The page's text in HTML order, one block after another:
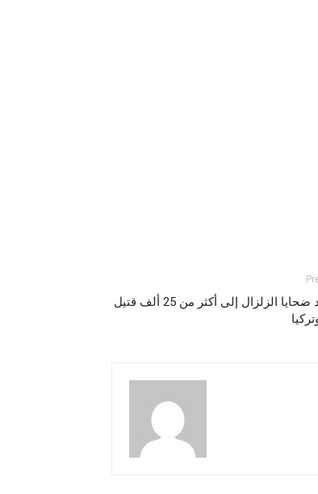
ارتفاع أعداد ضحايا الزلزال إلى أكثر من 25 ألف قتيل